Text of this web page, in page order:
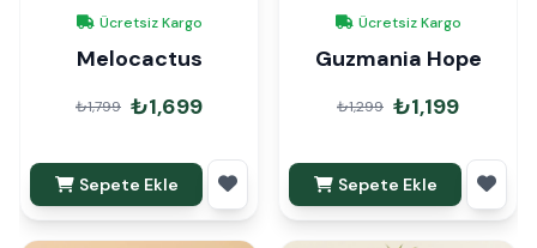
Ücretsiz Kargo
Melocactus
₺1,799 ₺1,699
Sepete Ekle
Ücretsiz Kargo
Guzmania Hope
₺1,299 ₺1,199
Sepete Ekle